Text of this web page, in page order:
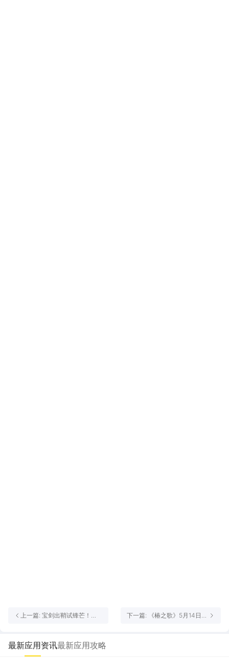
上一篇: 宝剑出鞘试锋芒！
下一篇: 《椿之歌》5月14日计
最新应用资讯最新应用攻略